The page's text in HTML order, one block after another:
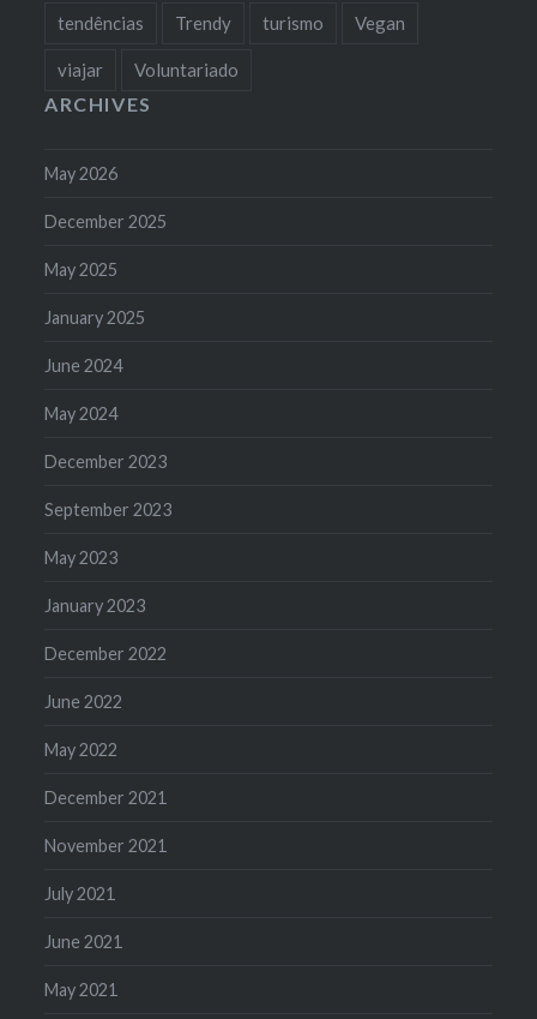
tendências Trendy turismo Vegan
viajar Voluntariado
ARCHIVES
May 2026
December 2025
May 2025
January 2025
June 2024
May 2024
December 2023
September 2023
May 2023
January 2023
December 2022
June 2022
May 2022
December 2021
November 2021
July 2021
June 2021
May 2021